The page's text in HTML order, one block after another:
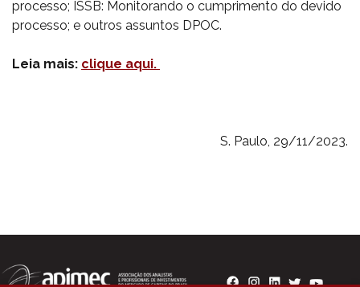
processo; ISSB: Monitorando o cumprimento do devido
processo; e outros assuntos DPOC.
Leia mais: clique aqui.
S. Paulo, 29/11/2023.